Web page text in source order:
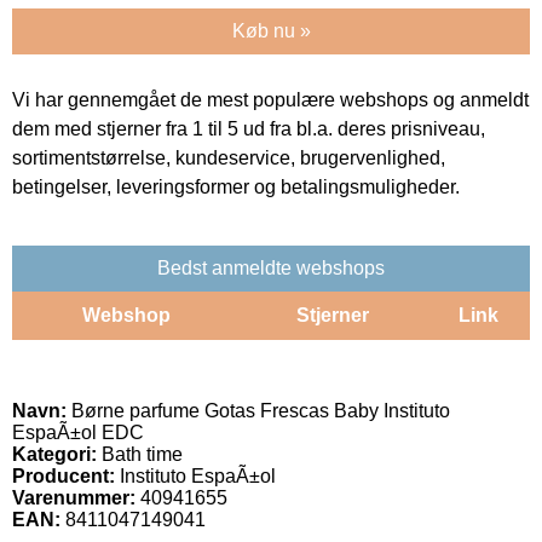
Køb nu »
Vi har gennemgået de mest populære webshops og anmeldt
dem med stjerner fra 1 til 5 ud fra bl.a. deres prisniveau,
sortimentstørrelse, kundeservice, brugervenlighed,
betingelser, leveringsformer og betalingsmuligheder.
Bedst anmeldte webshops
Webshop Stjerner Link
Navn: Børne parfume Gotas Frescas Baby Instituto
EspaÃ±ol EDC
Kategori: Bath time
Producent: Instituto EspaÃ±ol
Varenummer: 40941655
EAN: 8411047149041